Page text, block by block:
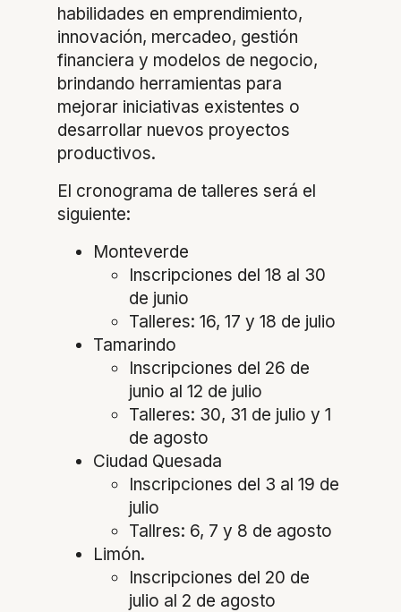
habilidades en emprendimiento,
innovación, mercadeo, gestión
financiera y modelos de negocio,
brindando herramientas para
mejorar iniciativas existentes o
desarrollar nuevos proyectos
productivos.
El cronograma de talleres será el
siguiente:
Monteverde
Inscripciones del 18 al 30
de junio
Talleres: 16, 17 y 18 de julio
Tamarindo
Inscripciones del 26 de
junio al 12 de julio
Talleres: 30, 31 de julio y 1
de agosto
Ciudad Quesada
Inscripciones del 3 al 19 de
julio
Tallres: 6, 7 y 8 de agosto
Limón.
Inscripciones del 20 de
julio al 2 de agosto